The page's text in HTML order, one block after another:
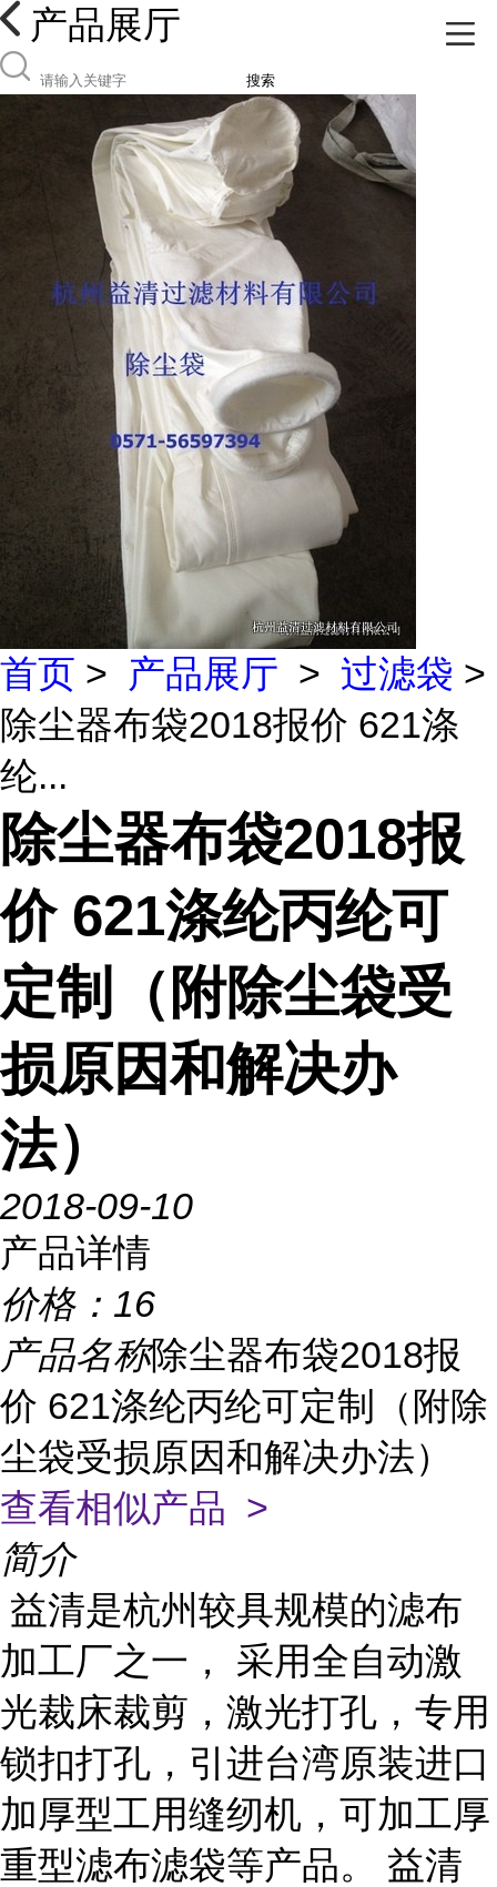
产品展厅
搜索
首页 > 产品展厅 > 过滤袋 >
除尘器布袋2018报价 621涤
纶...
除尘器布袋2018报
价 621涤纶丙纶可
定制（附除尘袋受
损原因和解决办
法）
2018-09-10
产品详情
价格： 16
产品名称除尘器布袋2018报
价 621涤纶丙纶可定制（附除
尘袋受损原因和解决办法）
查看相似产品 >
简介
益清是杭州较具规模的滤布
加工厂之一， 采用全自动激
光裁床裁剪，激光打孔，专用
锁扣打孔，引进台湾原装进口
加厚型工用缝纫机，可加工厚
重型滤布滤袋等产品。 益清